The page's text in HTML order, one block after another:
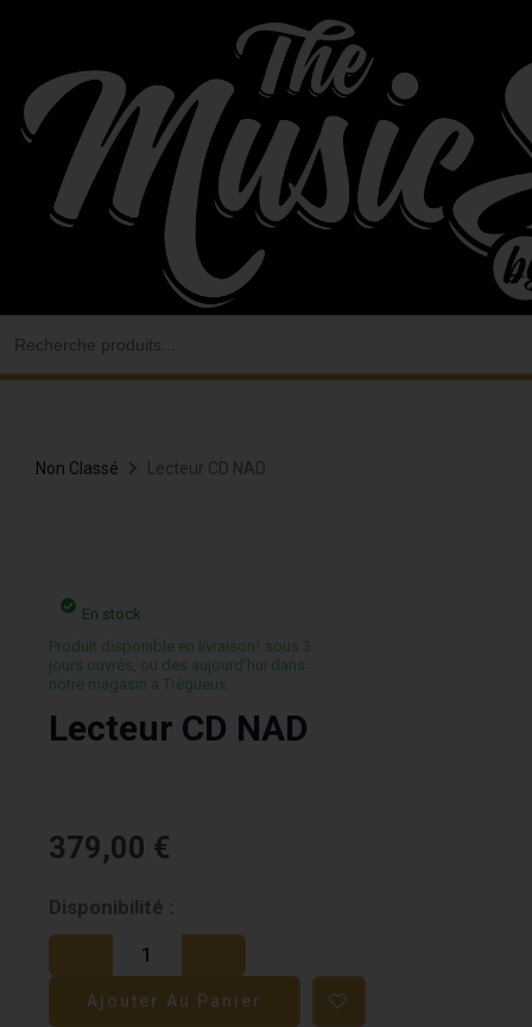
contenu
Non Classé Lecteur CD NAD
En stock
Produit disponible en livraison¹ sous 3
jours ouvrés, ou des aujourd’hui dans
notre magasin a Trégueux.
Lecteur CD NAD
379,00 €
Disponibilité :
quantité
de
Lecteur
CD
Ajouter Au Panier